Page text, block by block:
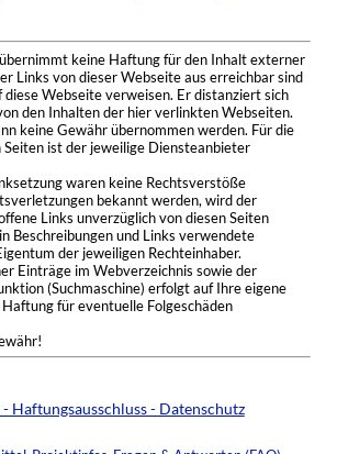
keine Haftung für den Inhalt externer
Links von dieser Webseite aus erreichbar sind
Webseite verweisen. Er distanziert sich
den Inhalten der hier verlinkten Webseiten.
keine Gewähr übernommen werden. Für die
ist der jeweilige Diensteanbieter
waren keine Rechtsverstöße
bekannt werden, wird der
Links unverzüglich von diesen Seiten
Beschreibungen und Links verwendete
der jeweiligen Rechteinhaber.
Einträge im Webverzeichnis sowie der
(Suchmaschine) erfolgt auf Ihre eigene
für eventuelle Folgeschäden
Haftungsausschluss - Datenschutz